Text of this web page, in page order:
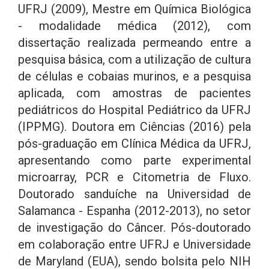
UFRJ (2009), Mestre em Química Biológica
- modalidade médica (2012), com
dissertação realizada permeando entre a
pesquisa básica, com a utilização de cultura
de células e cobaias murinos, e a pesquisa
aplicada, com amostras de pacientes
pediátricos do Hospital Pediátrico da UFRJ
(IPPMG). Doutora em Ciências (2016) pela
pós-graduação em Clínica Médica da UFRJ,
apresentando como parte experimental
microarray, PCR e Citometria de Fluxo.
Doutorado sanduíche na Universidad de
Salamanca - Espanha (2012-2013), no setor
de investigação do Câncer. Pós-doutorado
em colaboração entre UFRJ e Universidade
de Maryland (EUA), sendo bolsita pelo NIH